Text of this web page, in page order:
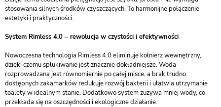
stosowania silnych środków czyszczących. To harmonijne połączenie
estetyki i praktyczności.
System Rimless 4.0 – rewolucja w czystości i efektywności
Nowoczesna technologia Rimless 4.0 eliminuje kołnierz wewnętrzny,
dzięki czemu spłukiwanie jest znacznie dokładniejsze. Woda
rozprowadzana jest równomiernie po całej misce, a brak trudno
dostępnych zakamarków redukuje rozwój bakterii i ułatwia utrzymanie
toalety w idealnym stanie. Dodatkowo system zużywa mniej wody, co
przekłada się na oszczędności i ekologiczne działanie.